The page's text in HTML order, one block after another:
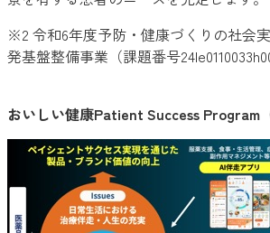
※2 令和6年度予防・健康づくりの社会
発基盤整備事業（課題番号
おいしい健康Patient Success Program